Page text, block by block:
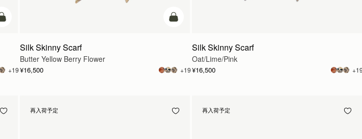
カートに追加
+19
カートに追加
Silk Skinny Scarf
Butter Yellow Berry Flower
¥16,500 +19
Silk Skinny Scarf
Oat/Lime/Pink
¥16,500
再入荷予定 再入荷予定